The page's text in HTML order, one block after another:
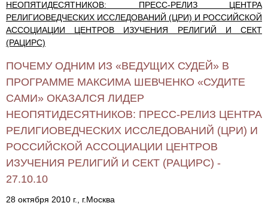
НЕОПЯТИДЕСЯТНИКОВ: ПРЕСС-РЕЛИЗ ЦЕНТРА
РЕЛИГИОВЕДЧЕСКИХ ИССЛЕДОВАНИЙ (ЦРИ) И РОССИЙСКОЙ
АССОЦИАЦИИ ЦЕНТРОВ ИЗУЧЕНИЯ РЕЛИГИЙ И СЕКТ
(РАЦИРС)
ПОЧЕМУ ОДНИМ ИЗ «ВЕДУЩИХ СУДЕЙ» В
ПРОГРАММЕ МАКСИМА ШЕВЧЕНКО «СУДИТЕ
САМИ» ОКАЗАЛСЯ ЛИДЕР
НЕОПЯТИДЕСЯТНИКОВ: ПРЕСС-РЕЛИЗ ЦЕНТРА
РЕЛИГИОВЕДЧЕСКИХ ИССЛЕДОВАНИЙ (ЦРИ) И
РОССИЙСКОЙ АССОЦИАЦИИ ЦЕНТРОВ
ИЗУЧЕНИЯ РЕЛИГИЙ И СЕКТ (РАЦИРС) -
27.10.10
28 октября 2010 г., г.Москва